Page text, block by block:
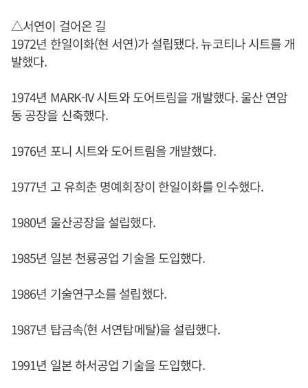
△서연이 걸어온 길
1972년 한일이화(현 서연)가 설립됐다. 뉴코티나 시트를 개
발했다.
1974년 MARK-IV 시트와 도어트림을 개발했다. 울산 연암
동 공장을 신축했다.
1976년 포니 시트와 도어트림을 개발했다.
1977년 고 유희춘 명예회장이 한일이화를 인수했다.
1980년 울산공장을 설립했다.
1985년 일본 천룡공업 기술을 도입했다.
1986년 기술연구소를 설립했다.
1987년 탑금속(현 서연탑메탈)을 설립했다.
1991년 일본 하서공업 기술을 도입했다.